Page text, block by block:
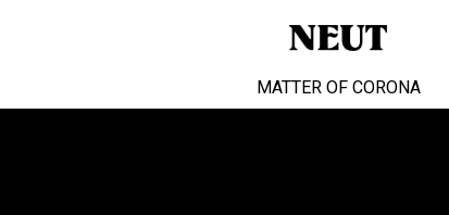
MATTER OF CORONA